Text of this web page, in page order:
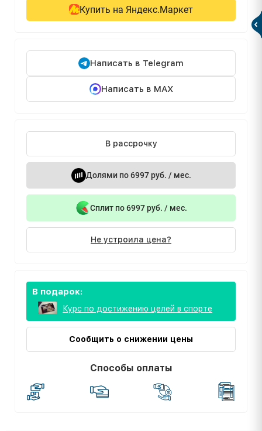
Купить на Яндекс.Маркет
Написать в Telegram
Написать в MAX
В рассрочку
Долями по 6997 руб. / мес.
Сплит по 6997 руб. / мес.
Не устроила цена?
В подарок:
Курс по достижению целей в спорте
Сообщить о снижении цены
Способы оплаты